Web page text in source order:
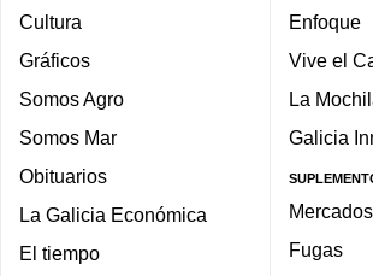
Cultura
Gráficos
Somos Agro
Somos Mar
Obituarios
La Galicia Económica
El tiempo
Enfoque
Vive el
La
Galicia
Mercados
Fugas